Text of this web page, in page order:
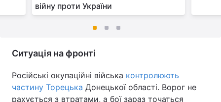
війну проти України
Ситуація на фронті
Російські окупаційні війська контролюють
частину Торецька Донецької області. Ворог не
рахується з втратами, а бої зараз точаться